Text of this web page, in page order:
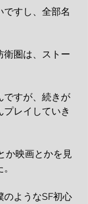
ですし、全部名
衛圏は、ストー
ですが、続きが
レイしていき
か映画とかを見
のようなSF初心